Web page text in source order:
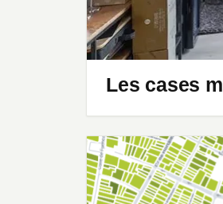
Les cases